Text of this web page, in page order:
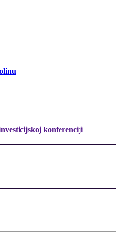
konferenciji